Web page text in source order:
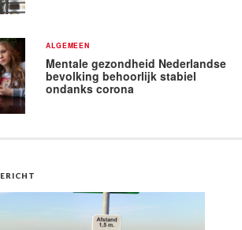
ALGEMEEN
Mentale gezondheid Nederlandse
bevolking behoorlijk stabiel
ondanks corona